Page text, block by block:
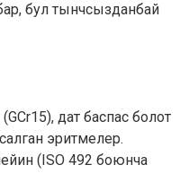
бул тынчсызданбай
дат баспас болот
эритмелер.
(ISO 492 боюнча